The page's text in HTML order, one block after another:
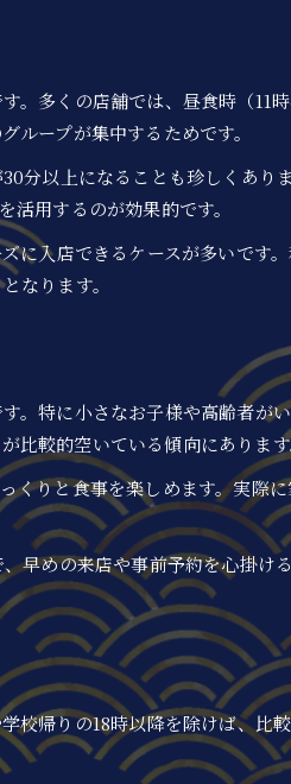
が効果的
雑回避のポイント
転寿司利用術
約活用で快適に
転寿司待ち時間短縮
寿司比較と選び方
司を比較してみた
司人気度の違い
方の回転寿司
タイムの秘密
時間帯とは
めの賢い来店法
向を徹底解説
別の特徴
ら見る混雑の理由
崎市の工夫
多くの店舗では、昼食時（11
ープが集中するためです。
分以上になることも珍しくあ
用するのが効果的です。
に入店できるケースが多いです
なります。
。特に小さなお子様や高齢者が
比較的空いている傾向にあります
くりと食事を楽しめます。実際
早めの来店や事前予約を心掛け
帰りの18時以降を除けば、比